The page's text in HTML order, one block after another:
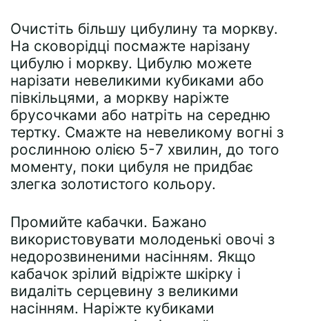
Очистіть більшу цибулину та моркву.
На сковорідці посмажте нарізану
цибулю і моркву. Цибулю можете
нарізати невеликими кубиками або
півкільцями, а моркву наріжте
брусочками або натріть на середню
тертку. Смажте на невеликому вогні з
рослинною олією 5-7 хвилин, до того
моменту, поки цибуля не придбає
злегка золотистого кольору.
Промийте кабачки. Бажано
використовувати молоденькі овочі з
недорозвиненими насінням. Якщо
кабачок зрілий відріжте шкірку і
видаліть серцевину з великими
насінням. Наріжте кубиками